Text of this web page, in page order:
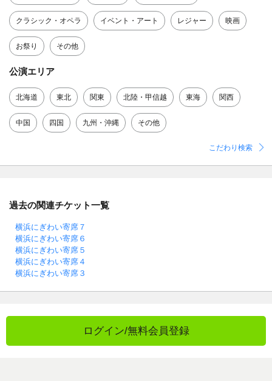
クラシック・オペラ イベント・アート レジャー 映画
お祭り その他
公演エリア
北海道 東北 関東 北陸・甲信越 東海 関西
中国 四国 九州・沖縄 その他
こだわり検索
過去の関連チケット一覧
横浜にぎわい寄席７
横浜にぎわい寄席６
横浜にぎわい寄席５
横浜にぎわい寄席４
横浜にぎわい寄席３
ログイン/無料会員登録